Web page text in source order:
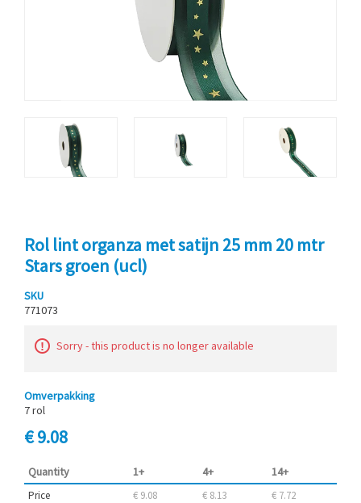
Rol lint organza met satijn 25 mm 20 mtr
Stars groen (ucl)
SKU
771073
Sorry - this product is no longer available
Omverpakking
7 rol
€ 9.08
Quantity 1+ 4+ 14+
Price € 9.08 € 8.13 € 7.72